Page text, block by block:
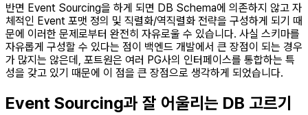
반면 Event Sourcing을 하게 되면 DB Schema에 의존하지 않고 자
체적인 Event 포맷 정의 및 직렬화/역직렬화 전략을 구성하게 되기 때
문에 이러한 문제로부터 완전히 자유로울 수 있습니다. 사실 스키마를
자유롭게 구성할 수 있다는 점이 백엔드 개발에서 큰 장점이 되는 경우
가 많지는 않은데, 포트원은 여러 PG사의 인터페이스를 통합하는 특
성을 갖고 있기 때문에 이 점을 큰 장점으로 생각하게 되었습니다.
Event Sourcing과 잘 어울리는 DB 고르기